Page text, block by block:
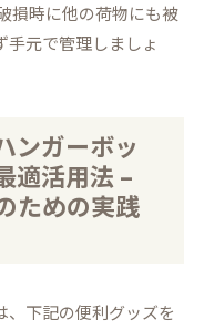
損時に他の荷物にも被
元で管理しましょ
ンガーボッ
適活用法 –
ための実践
、下記の便利グッズを